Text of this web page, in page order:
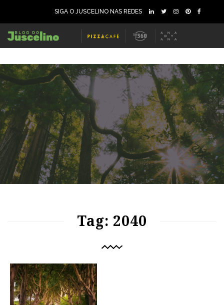
SIGA O JUSCELINO NAS REDES
Tag: 2040